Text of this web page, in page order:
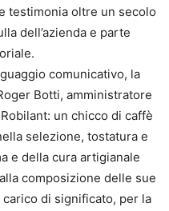
testimonia oltre un secolo
dell’azienda e parte
comunicativo, la
Botti, amministratore
un chicco di caffè
selezione, tostatura e
e della cura artigianale
composizione delle sue
di significato, per la